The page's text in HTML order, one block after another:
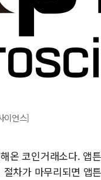
이언스]
온 코인거래소다. 앱
차가 마무리되면 앱